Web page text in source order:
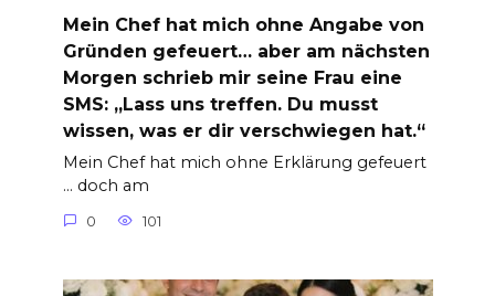
Mein Chef hat mich ohne Angabe von
Gründen gefeuert… aber am nächsten
Morgen schrieb mir seine Frau eine
SMS: „Lass uns treffen. Du musst
wissen, was er dir verschwiegen hat.“
Mein Chef hat mich ohne Erklärung gefeuert
… doch am
0 101